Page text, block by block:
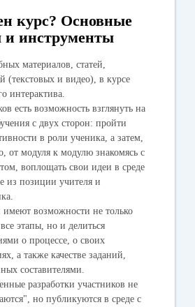
курс? Основные
инструменты
материалов, статей,
(текстовых и видео), в курсе
интерактива.
есть возможность взглянуть на
с двух сторон: пройти
в роли ученика, а затем,
от модуля к модулю знакомясь с
воплощать свои идеи в среде
из позиции учителя и
имеют возможности не только
этапы, но и делиться
о процессе, о своих
а также качестве заданий,
составителями.
разработки участников не
но публикуются в среде с